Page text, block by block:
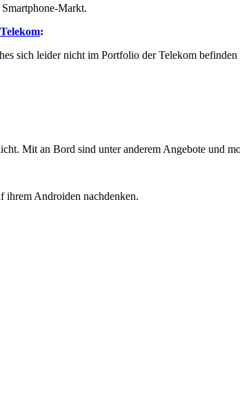
Markt.
:
sich leider nicht im Portfolio der Telekom
Mit an Bord sind unter anderem Angebote und
ihrem Androiden nachdenken.